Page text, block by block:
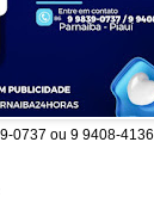
0737 ou 9 9408-4136